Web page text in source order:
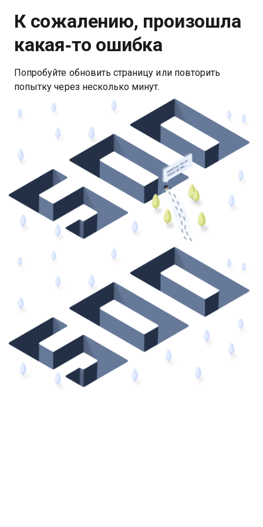
К сожалению, произошла
какая‑то ошибка
Попробуйте обновить страницу или повторить
попытку через несколько минут.